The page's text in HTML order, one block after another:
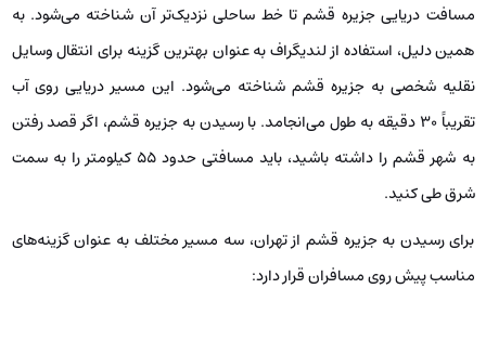
مسافت دریایی جزیره قشم تا خط ساحلی نزدیک‌تر آن شناخته می‌شود. به
همین دلیل، استفاده از لندیگراف به عنوان بهترین گزینه برای انتقال وسایل
نقلیه شخصی به جزیره قشم شناخته می‌شود. این مسیر دریایی روی آب
تقریباً ۳۰ دقیقه به طول می‌انجامد. با رسیدن به جزیره قشم، اگر قصد رفتن
به شهر قشم را داشته باشید، باید مسافتی حدود ۵۵ کیلومتر را به سمت
شرق طی کنید.
برای رسیدن به جزیره قشم از تهران، سه مسیر مختلف به عنوان گزینه‌های
مناسب پیش روی مسافران قرار دارد: